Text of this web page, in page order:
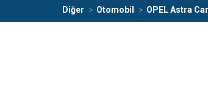
Diğer Otomobil OPEL Astra